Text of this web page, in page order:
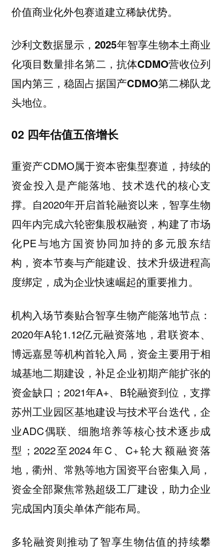
价值商业化外包赛道建立稀缺优势。
沙利文数据显示，2025年智享生物本土商业
化项目数量排名第二，抗体CDMO营收位列
国内第三，稳固占据国产CDMO第二梯队龙
头地位。
02 四年估值五倍增长
重资产CDMO属于资本密集型赛道，持续的
资金投入是产能落地、技术迭代的核心支
撑。自2020年开启首轮融资以来，智享生物
四年内完成六轮密集股权融资，构建了市场
化PE与地方国资协同加持的多元股东结
构，资本节奏与产能建设、技术升级进程高
度绑定，成为企业快速崛起的重要推力。
机构入场节奏贴合智享生物产能落地节点：
2020年A轮1.12亿元融资落地，君联资本、
博远嘉昱等机构首轮入局，资金主要用于相
城基地二期建设，补足企业初期产能扩张的
资金缺口；2021年A+、B轮融资到位，支撑
苏州工业园区基地建设与技术平台迭代，企
业ADC偶联、细胞培养等核心技术逐步成
型；2022至2024年C、C+轮大额融资落
地，衢州、常熟等地方国资平台密集入局，
资金全部聚焦常熟超级工厂建设，助力企业
完成国内顶尖单体产能布局。
多轮融资则推动了智享生物估值的持续攀